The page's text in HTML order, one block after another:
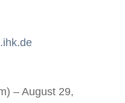
– August 29,